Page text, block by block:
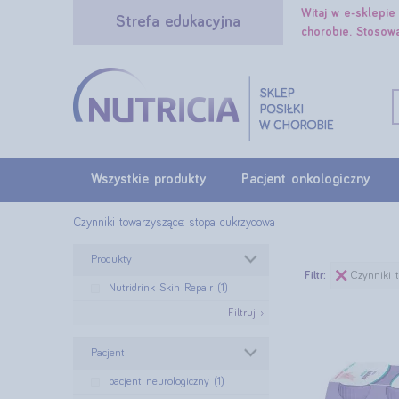
Strefa edukacyjna
Witaj w e-sklepie
chorobie.
Wszystkie produkty Pacjent onkologiczny
Czynniki towarzyszące: stopa cukrzycowa
Produkty
Nutridrink Skin Repair (1)
Filtruj ›
Pacjent
pacjent neurologiczny (1)
Filtr: Czynniki